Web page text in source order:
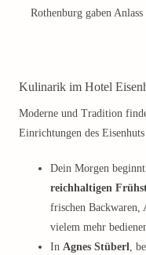
Rothenburg gaben
Kulinarik im Hotel
Moderne und Tradition
Einrichtungen des
Dein Morgen
reichhaltigen
frischen Backwaren,
vielem mehr
In Agnes Stüberl,